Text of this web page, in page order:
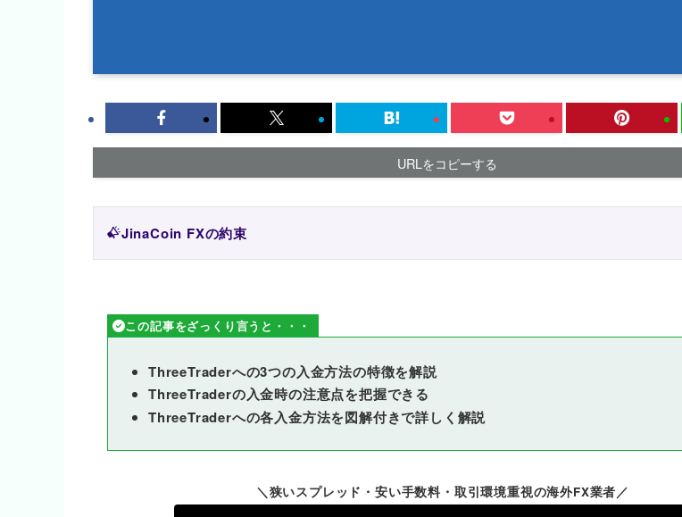
URLをコピーする
JinaCoin FXの約束
この記事をざっくり言うと・・・
ThreeTraderへの3つの入金方法の特徴を解説
ThreeTraderの入金時の注意点を把握できる
ThreeTraderへの各入金方法を図解付きで詳しく解説
＼狭いスプレッド・安い手数料・取引環境重視の海外FX業者／